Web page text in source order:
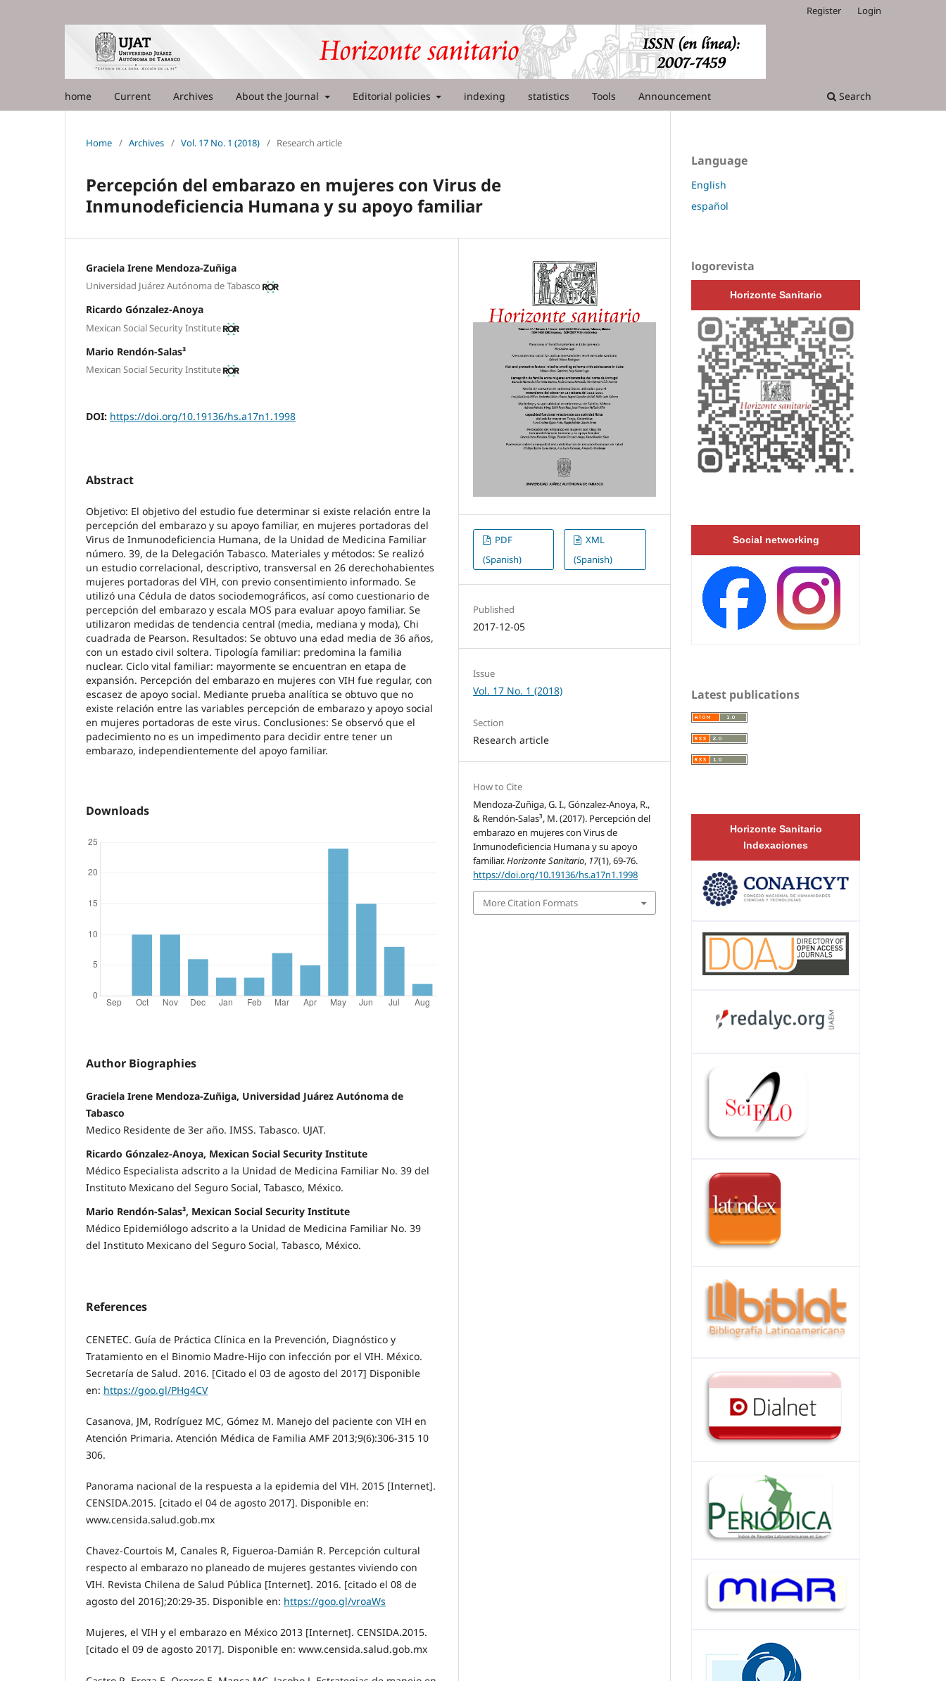
home Current Archives About the Journal Editorial policies indexing statistics Tools Announcement Search
Register Login
Home / Archives / Vol. 17 No. 1 (2018) / Research article
Percepción del embarazo en mujeres con Virus de
Inmunodeficiencia Humana y su apoyo familiar
Graciela Irene Mendoza-Zuñiga
Universidad Juárez Autónoma de Tabasco
Ricardo Gónzalez-Anoya
Mexican Social Security Institute
Mario Rendón-Salas³
Mexican Social Security Institute
DOI: https://doi.org/10.19136/hs.a17n1.1998
Abstract
Objetivo: El objetivo del estudio fue determinar si existe relación entre la
percepción del embarazo y su apoyo familiar, en mujeres portadoras del
Virus de Inmunodeficiencia Humana, de la Unidad de Medicina Familiar
número. 39, de la Delegación Tabasco. Materiales y métodos: Se realizó
un estudio correlacional, descriptivo, transversal en 26 derechohabientes
mujeres portadoras del VIH, con previo consentimiento informado. Se
utilizó una Cédula de datos sociodemográficos, así como cuestionario de
percepción del embarazo y escala MOS para evaluar apoyo familiar. Se
utilizaron medidas de tendencia central (media, mediana y moda), Chi
cuadrada de Pearson. Resultados: Se obtuvo una edad media de 36 años,
con un estado civil soltera. Tipología familiar: predomina la familia
nuclear. Ciclo vital familiar: mayormente se encuentran en etapa de
expansión. Percepción del embarazo en mujeres con VIH fue regular, con
escasez de apoyo social. Mediante prueba analítica se obtuvo que no
existe relación entre las variables percepción de embarazo y apoyo social
en mujeres portadoras de este virus. Conclusiones: Se observó que el
padecimiento no es un impedimento para decidir entre tener un
embarazo, independientemente del apoyo familiar.
Downloads
Author Biographies
Graciela Irene Mendoza-Zuñiga, Universidad Juárez Autónoma de
Tabasco
Medico Residente de 3er año. IMSS. Tabasco. UJAT.
Ricardo Gónzalez-Anoya, Mexican Social Security Institute
Médico Especialista adscrito a la Unidad de Medicina Familiar No. 39 del
Instituto Mexicano del Seguro Social, Tabasco, México.
Mario Rendón-Salas³, Mexican Social Security Institute
Médico Epidemiólogo adscrito a la Unidad de Medicina Familiar No. 39
del Instituto Mexicano del Seguro Social, Tabasco, México.
References
CENETEC. Guía de Práctica Clínica en la Prevención, Diagnóstico y
Tratamiento en el Binomio Madre-Hijo con infección por el VIH. México.
Secretaría de Salud. 2016. [Citado el 03 de agosto del 2017] Disponible
en: https://goo.gl/PHg4CV
Casanova, JM, Rodríguez MC, Gómez M. Manejo del paciente con VIH en
Atención Primaria. Atención Médica de Familia AMF 2013;9(6):306-315 10
306.
Panorama nacional de la respuesta a la epidemia del VIH. 2015 [Internet].
CENSIDA.2015. [citado el 04 de agosto 2017]. Disponible en:
www.censida.salud.gob.mx
Chavez-Courtois M, Canales R, Figueroa-Damián R. Percepción cultural
respecto al embarazo no planeado de mujeres gestantes viviendo con
VIH. Revista Chilena de Salud Pública [Internet]. 2016. [citado el 08 de
agosto del 2016];20:29-35. Disponible en: https://goo.gl/vroaWs
Mujeres, el VIH y el embarazo en México 2013 [Internet]. CENSIDA.2015.
[citado el 09 de agosto 2017]. Disponible en: www.censida.salud.gob.mx
PDF
(Spanish)
XML
(Spanish)
Published
2017-12-05
Issue
Vol. 17 No. 1 (2018)
Section
Research article
How to Cite
Mendoza-Zuñiga, G. I., Gónzalez-Anoya, R.,
& Rendón-Salas³, M. (2017). Percepción del
embarazo en mujeres con Virus de
Inmunodeficiencia Humana y su apoyo
familiar.Horizonte Sanitario, 17(1), 69-76.
https://doi.org/10.19136/hs.a17n1.1998
More Citation Formats
Language
English
español
logorevista
Horizonte Sanitario
Social networking
Latest publications
Horizonte Sanitario
Indexaciones